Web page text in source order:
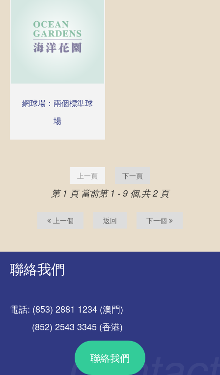
網球場：兩個標準球
場
上一頁 下一頁
第 1 頁 當前第 1 - 9 個,共 2 頁
上一個 返回 下一個
聯絡我們
電話: (853) 2881 1234 (澳門)
(852) 2543 3345 (香港)
聯絡我們